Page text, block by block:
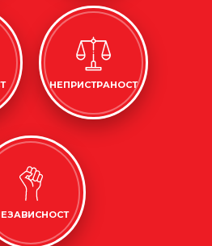
НЕПРИСТРАНОСТ